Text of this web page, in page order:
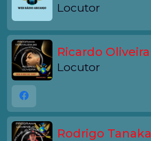
Locutor
Ricardo Oliveira
Locutor
Rodrigo Tanaka